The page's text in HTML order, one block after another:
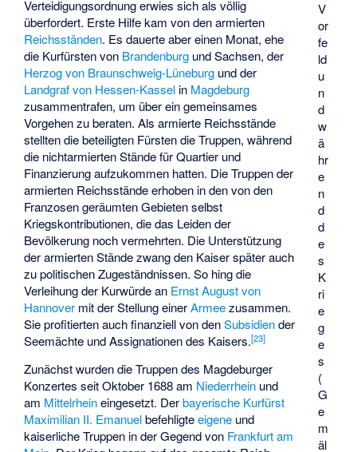
V
or
fe
ld
u
n
d
w
ä
hr
e
n
d
d
e
s
K
ri
e
g
e
s
(
G
e
m
äl
Verteidigungsordnung erwies sich als völlig
überfordert. Erste Hilfe kam von den armierten
Reichsständen. Es dauerte aber einen Monat, ehe
die Kurfürsten von Brandenburg und Sachsen, der
Herzog von Braunschweig-Lüneburg und der
Landgraf von Hessen-Kassel in Magdeburg
zusammentrafen, um über ein gemeinsames
Vorgehen zu beraten. Als armierte Reichsstände
stellten die beteiligten Fürsten die Truppen, während
die nichtarmierten Stände für Quartier und
Finanzierung aufzukommen hatten. Die Truppen der
armierten Reichsstände erhoben in den von den
Franzosen geräumten Gebieten selbst
Kriegskontributionen, die das Leiden der
Bevölkerung noch vermehrten. Die Unterstützung
der armierten Stände zwang den Kaiser später auch
zu politischen Zugeständnissen. So hing die
Verleihung der Kurwürde an Ernst August von
Hannover mit der Stellung einerArmeezusammen.
Sie profitierten auch finanziell von denSubsidiender
Seemächte und Assignationen des Kaisers.[23]
Zunächst wurden die Truppen des Magdeburger
Konzertes seit Oktober 1688 am Niederrhein und
am Mittelrheineingesetzt. Derbayerische Kurfürst
Maximilian II. Emanuelbefehligteeigene und
kaiserliche Truppen in der Gegend von Frankfurt am